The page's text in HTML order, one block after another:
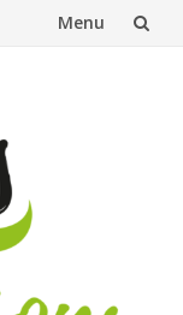
Menu